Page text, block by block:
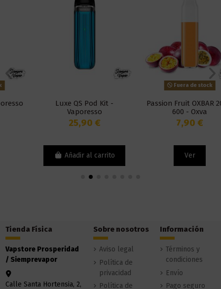
Luxe QS Pod Kit -
Vaporesso
25,90 €
Añadir al carrito
Fuera de stock
Passion Fruit OXBAR 20mg
600 - Oxva
7,90 €
Tienda Física
Vapstore Prosperidad
/ Siemprevapor
Calle Santa Hortensia, 2,
Sobre nosotros
Aviso legal
Política de
privacidad
Política de
Información
Términos y
condiciones
Envío
Pago seguro